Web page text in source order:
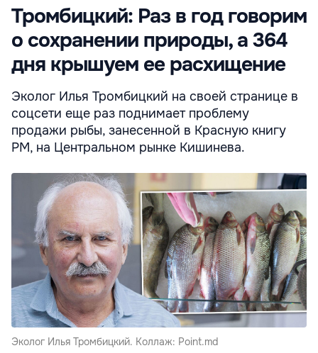
Тромбицкий: Раз в год говорим
о сохранении природы, а 364
дня крышуем ее расхищение
Эколог Илья Тромбицкий на своей странице в
соцсети еще раз поднимает проблему
продажи рыбы, занесенной в Красную книгу
РМ, на Центральном рынке Кишинева.
Эколог Илья Тромбицкий. Коллаж: Point.md